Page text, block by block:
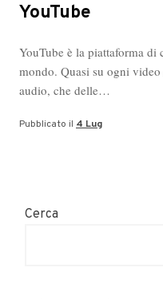
YouTube
YouTube è la piattaforma
mondo. Quasi su ogni
audio, che delle…
Pubblicato il 4 Lug
Cerca